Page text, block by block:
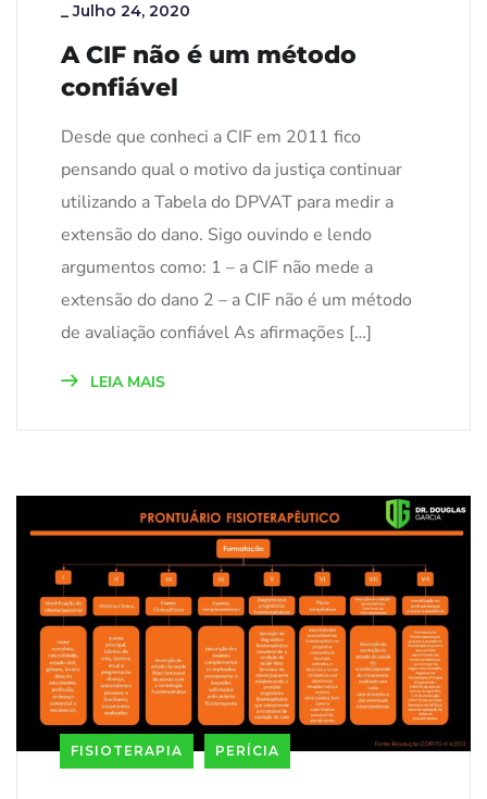
_Julho 24, 2020
A CIF não é um método
confiável
Desde que conheci a CIF em 2011 fico
pensando qual o motivo da justiça continuar
utilizando a Tabela do DPVAT para medir a
extensão do dano. Sigo ouvindo e lendo
argumentos como: 1 – a CIF não mede a
extensão do dano 2 – a CIF não é um método
de avaliação confiável As afirmações […]
LEIA MAIS
FISIOTERAPIA PERÍCIA